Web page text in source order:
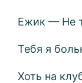
Ежик — Не
Тебя я
Хоть на